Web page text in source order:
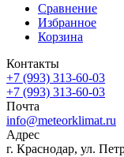
Сравнение
Избранное
Корзина
Контакты
+7 (993) 313-60-03
+7 (993) 313-60-03
Почта
info@meteorklimat.ru
Адрес
г. Краснодар, ул.